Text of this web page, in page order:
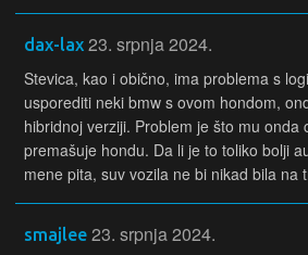
dax-lax 23. srpnja 2024.
Stevica, kao i obično, ima problema s
usporediti neki bmw s ovom hondom,
hibridnoj verziji. Problem je što mu onda
premašuje hondu. Da li je to toliko bolji
mene pita, suv vozila ne bi nikad bila na
smajlee 23. srpnja 2024.